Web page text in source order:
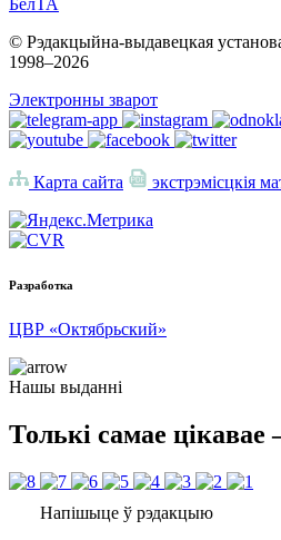
БелТА
© Рэдакцыйна-выдавецкая
1998–2026
Электронны зварот
Карта сайта экстрэмісцкія
Разработка
ЦВР «Октябрьский»
Нашы выданні
Толькі самае
Напішыце ў рэдакцыю